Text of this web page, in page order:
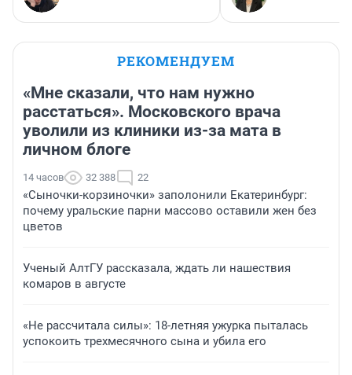
РЕКОМЕНДУЕМ
«Мне сказали, что нам нужно
расстаться». Московского врача
уволили из клиники из-за мата в
личном блоге
14 часов 32 388 22
«Сыночки-корзиночки» заполонили Екатеринбург:
почему уральские парни массово оставили жен без
цветов
Ученый АлтГУ рассказала, ждать ли нашествия
комаров в августе
«Не рассчитала силы»: 18-летняя ужурка пыталась
успокоить трехмесячного сына и убила его